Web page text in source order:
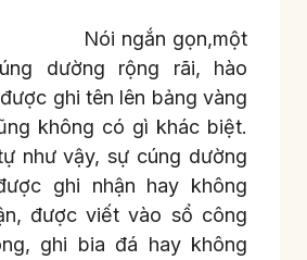
ngắn gọn,một
dường rộng rãi, hào
ghi tên lên bảng vàng
không có gì khác biệt.
như vậy, sự cúng dường
ghi nhận hay không
được viết vào sổ công
ghi bia đá hay không